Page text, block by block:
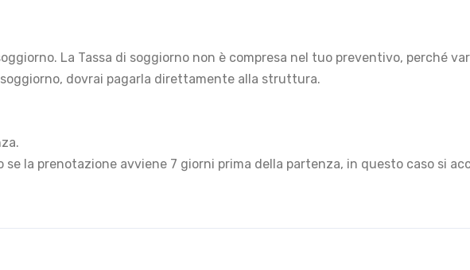
La Tassa di soggiorno non è compresa nel tuo preventivo, perché
dovrai pagarla direttamente alla struttura.
la prenotazione avviene 7 giorni prima della partenza, in questo caso si